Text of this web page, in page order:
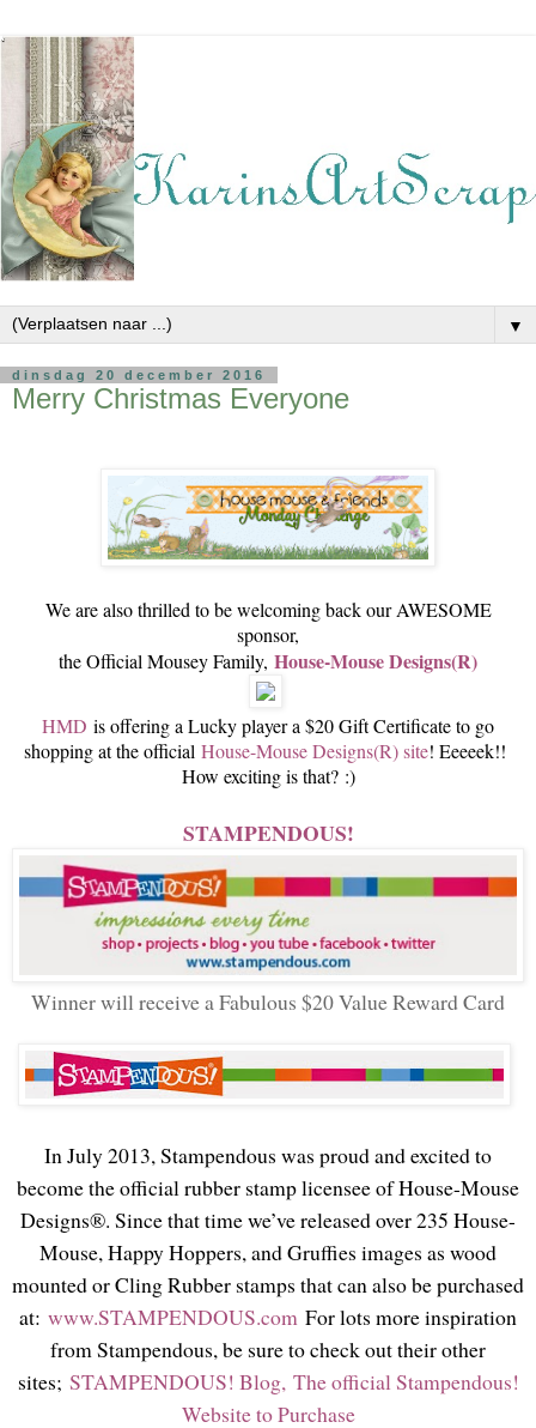
▼
dinsdag 20 december 2016
Merry Christmas Everyone
We are also thrilled to be welcoming back our AWESOME
sponsor,
the Official Mousey Family, House-Mouse Designs(R)
HMD is offering a Lucky player a $20 Gift Certificate to go
shopping at the official House-Mouse Designs(R) site! Eeeeek!!
How exciting is that? :)
STAMPENDOUS!
Winner will receive a Fabulous $20 Value Reward Card
In July 2013, Stampendous was proud and excited to
become the official rubber stamp licensee of House-Mouse
Designs®. Since that time we’ve released over 235 House-
Mouse, Happy Hoppers, and Gruffies images as wood
mounted or Cling Rubber stamps that can also be purchased
at: www.STAMPENDOUS.com For lots more inspiration
from Stampendous, be sure to check out their other
sites; STAMPENDOUS! Blog, The official Stampendous!
Website to Purchase